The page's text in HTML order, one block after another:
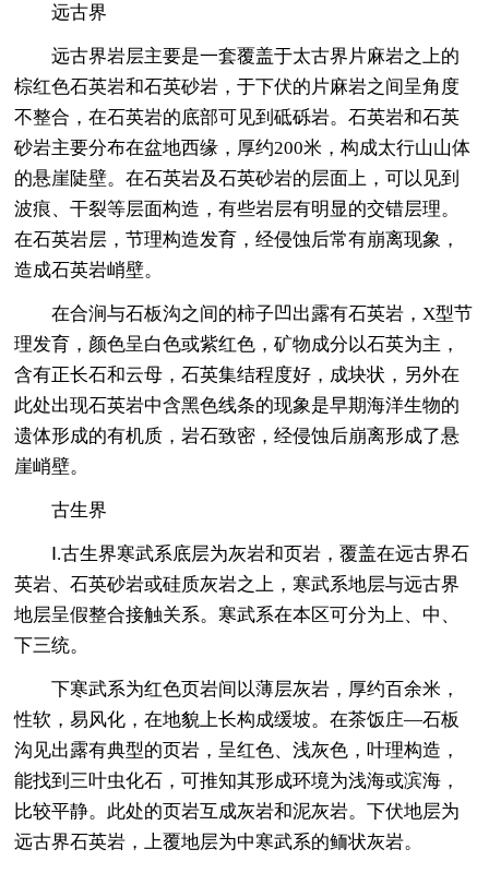
远古界
远古界岩层主要是一套覆盖于太古界片麻岩之上的
棕红色石英岩和石英砂岩，于下伏的片麻岩之间呈角度
不整合，在石英岩的底部可见到砥砾岩。石英岩和石英
砂岩主要分布在盆地西缘，厚约200米，构成太行山山体
的悬崖陡壁。在石英岩及石英砂岩的层面上，可以见到
波痕、干裂等层面构造，有些岩层有明显的交错层理。
在石英岩层，节理构造发育，经侵蚀后常有崩离现象，
造成石英岩峭壁。
在合涧与石板沟之间的柿子凹出露有石英岩，X型节
理发育，颜色呈白色或紫红色，矿物成分以石英为主，
含有正长石和云母，石英集结程度好，成块状，另外在
此处出现石英岩中含黑色线条的现象是早期海洋生物的
遗体形成的有机质，岩石致密，经侵蚀后崩离形成了悬
崖峭壁。
古生界
Ⅰ.古生界寒武系底层为灰岩和页岩，覆盖在远古界石
英岩、石英砂岩或硅质灰岩之上，寒武系地层与远古界
地层呈假整合接触关系。寒武系在本区可分为上、中、
下三统。
下寒武系为红色页岩间以薄层灰岩，厚约百余米，
性软，易风化，在地貌上长构成缓坡。在茶饭庄—石板
沟见出露有典型的页岩，呈红色、浅灰色，叶理构造，
能找到三叶虫化石，可推知其形成环境为浅海或滨海，
比较平静。此处的页岩互成灰岩和泥灰岩。下伏地层为
远古界石英岩，上覆地层为中寒武系的鲕状灰岩。